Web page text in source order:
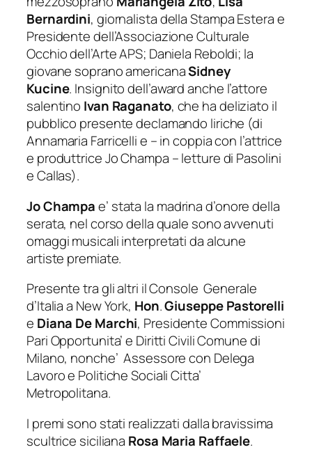
Bernardini, giornalista della Stampa Estera e
Presidente dell’Associazione Culturale
Occhio dell’Arte APS; Daniela Reboldi; la
giovane soprano americanaSidney
Kucine. Insignito dell’award anche l’attore
salentino Ivan Raganato, che ha deliziato il
pubblico presente declamando liriche (di
Annamaria Farricelli e – in coppia con l’attrice
e produttrice Jo Champa – letture di Pasolini
e Callas).
Jo Champae’ stata la madrina d’onore della
serata, nel corso della quale sono avvenuti
omaggi musicali interpretati da alcune
artiste premiate.
Presente tra gli altri il Console Generale
d’Italia a New York, Hon.Giuseppe Pastorelli
e Diana DeMarchi, Presidente Commissioni
Pari Opportunita’ e Diritti Civili Comune di
Milano, nonche’ Assessore con Delega
Lavoro e Politiche Sociali Citta’
Metropolitana.
I premi sono stati realizzati dalla bravissima
scultrice siciliana Rosa Maria Raffaele.